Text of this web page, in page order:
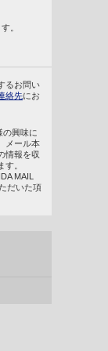
。
るお問い
絡先にお
の興味に
メール本
情報を収
。
MAIL
だいた項